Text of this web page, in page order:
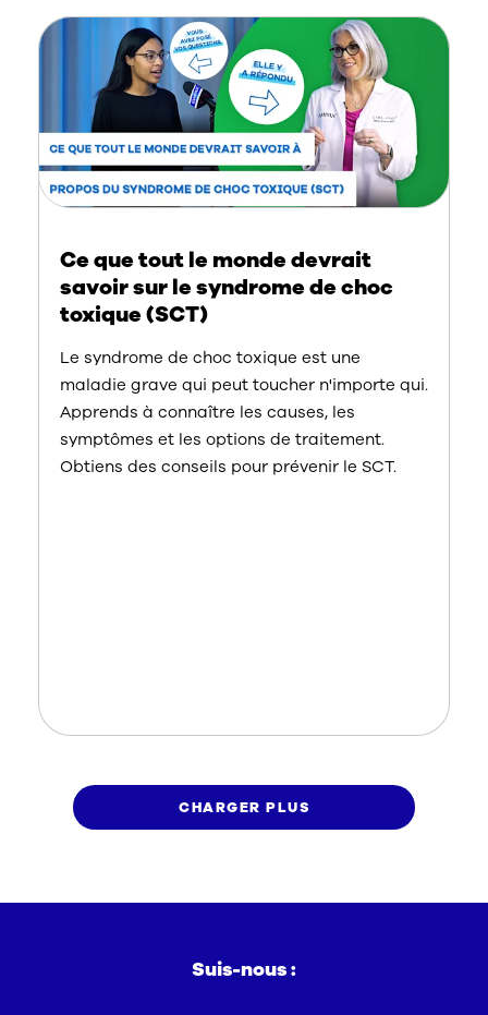
Ce que tout le monde devrait
savoir sur le syndrome de choc
toxique (SCT)
Le syndrome de choc toxique est une
maladie grave qui peut toucher n'importe qui.
Apprends à connaître les causes, les
symptômes et les options de traitement.
Obtiens des conseils pour prévenir le SCT.
CHARGER PLUS
Suis-nous :